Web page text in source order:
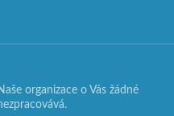
organizace o Vás žádné